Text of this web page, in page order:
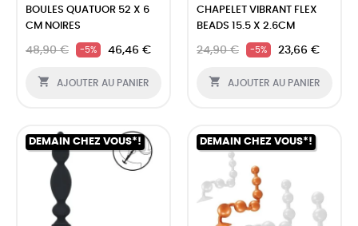
BOULES QUATUOR 52 X 6
CM NOIRES
48,90 € -5% 46,46 €
 AJOUTER AU PANIER
CHAPELET VIBRANT FLEX
BEADS 15.5 X 2.6CM
24,90 € -5% 23,66 €
 AJOUTER AU PANIER
DEMAIN CHEZ VOUS*! DEMAIN CHEZ VOUS*!